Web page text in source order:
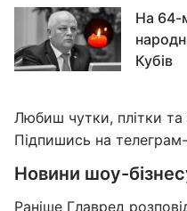
На 64-
Кубів
Любиш чутки, плітки та
Підпишись на
Новини шоу-
Раніше Главред